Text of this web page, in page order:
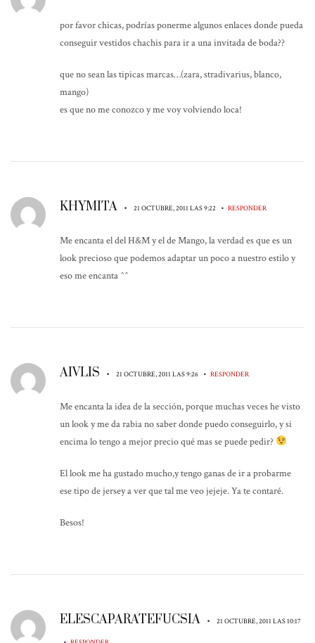
por favor chicas, podrías ponerme algunos enlaces donde pueda
conseguir vestidos chachis para ir a una invitada de boda??
que no sean las tipicas marcas…(zara, stradivarius, blanco,
mango)
es que no me conozco y me voy volviendo loca!
KHYMITA • 21 OCTUBRE, 2011 LAS 9:22 • RESPONDER
Me encanta el del H&M y el de Mango, la verdad es que es un
look precioso que podemos adaptar un poco a nuestro estilo y
eso me encanta ^^
AIVLIS • 21 OCTUBRE, 2011 LAS 9:26 • RESPONDER
Me encanta la idea de la sección, porque muchas veces he visto
un look y me da rabia no saber donde puedo conseguirlo, y si
encima lo tengo a mejor precio qué mas se puede pedir?
El look me ha gustado mucho,y tengo ganas de ir a probarme
ese tipo de jersey a ver que tal me veo jejeje. Ya te contaré.
Besos!
ELESCAPARATEFUCSIA • 21 OCTUBRE, 2011 LAS 10:17